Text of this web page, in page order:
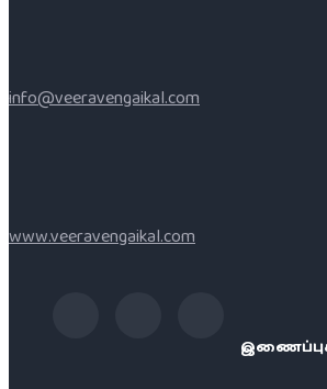
info@veeravengaikal.com
www.veeravengaikal.com